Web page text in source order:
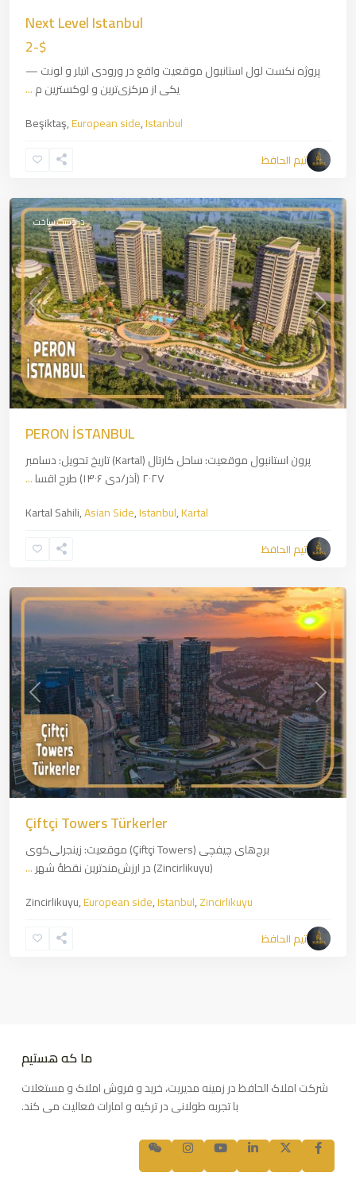
Next Level Istanbul
$-2
پروژه نکست لول استانبول موقعیت واقع در ورودی اتیلر و لونت —
یکی از مرکزی‌ترین و لوکسترین م...
Beşiktaş,European side,Istanbul
تیم الحافظ
Asian
Side,
Next
در دست ساخت
PERON İSTANBUL
پرون استانبول موقعیت: ساحل کارتال (Kartal) تاریخ تحویل: دسامبر
۲۰۲۷ (آذر/دی ۱۴۰۶) طرح اقسا
...
Kartal Sahili,Asian Side,Istanbul,Kartal
تیم الحافظ
European
side,
Next
Çiftçi Towers Türkerler
برج‌های چیفچی (Çiftçi Towers) موقعیت: زینجرلی‌کوی
(Zincirlikuyu) در ارزش‌مندترین نقطهٔ شهر
...
Zincirlikuyu,European side,Istanbul,Zincirlikuyu
تیم الحافظ
ما که هستیم
شرکت املاک الحافظ در زمینه مدیریت، خرید و فروش املاک و مستغلات
با تجربه طولانی در ترکیه و امارات فعالیت می کند.